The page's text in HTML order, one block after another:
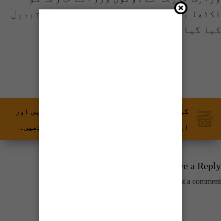
اکٹھا بٹھانے کے لیے سِٹنگ ارینجمنٹ تبدیل
کیا گیا۔
گوگل نیوز پر ٹائمز آف کراچی کو فالو کریں اور
اپنی پسندیدہ مواد کو زیادہ تیزی سے دیکھیں۔
Leave a Reply
to post a comment.